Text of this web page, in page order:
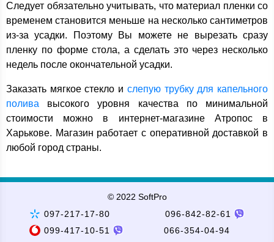
Следует обязательно учитывать, что материал пленки со
временем становится меньше на несколько сантиметров
из-за усадки. Поэтому Вы можете не вырезать сразу
пленку по форме стола, а сделать это через несколько
недель после окончательной усадки.
Заказать мягкое стекло и слепую трубку для капельного
полива высокого уровня качества по минимальной
стоимости можно в интернет-магазине Атропос в
Харькове. Магазин работает с оперативной доставкой в
любой город страны.
© 2022 SoftPro
097-217-17-80
096-842-82-61
099-417-10-51
066-354-04-94